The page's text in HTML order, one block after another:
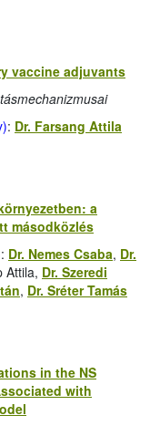
vaccine adjuvants
: Dr. Farsang Attila
a
másodközlés
: Dr. Nemes Csaba, Dr.
Attila, Dr. Szeredi
, Dr. Sréter Tamás
in the NS
with